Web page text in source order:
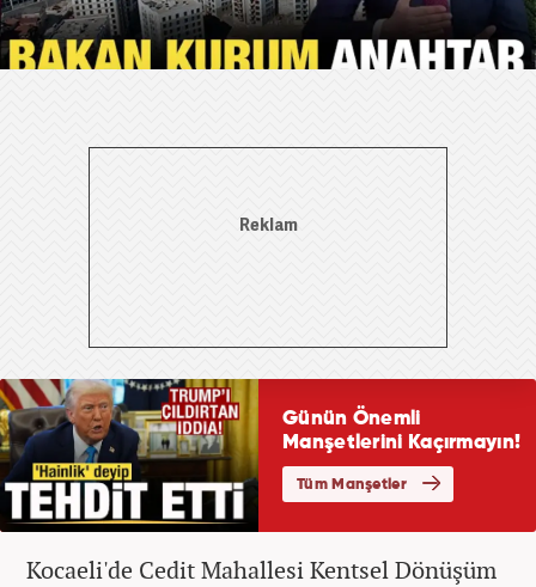
Kocaeli'de Cedit Mahallesi Kentsel Dönüşüm